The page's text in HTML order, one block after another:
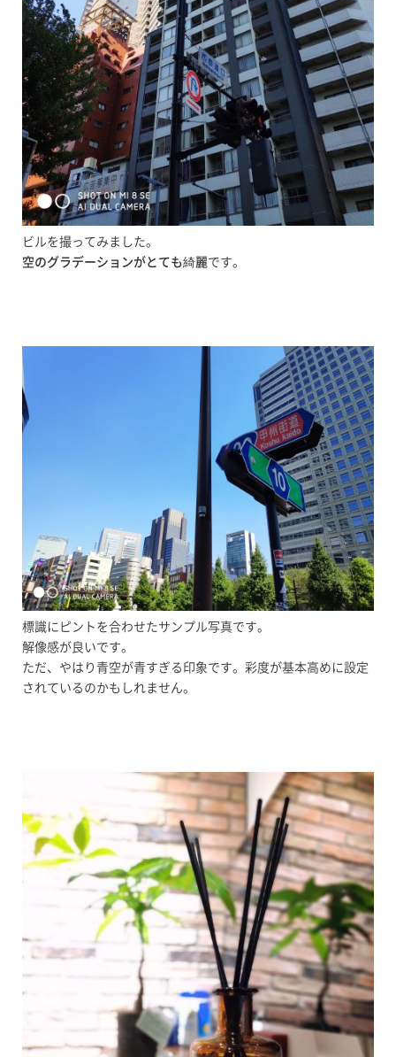
ビルを撮ってみました。
空のグラデーションがとても綺麗です。
標識にピントを合わせたサンプル写真です。
解像感が良いです。
ただ、やはり青空が青すぎる印象です。彩度が基本高めに設定
されているのかもしれません。